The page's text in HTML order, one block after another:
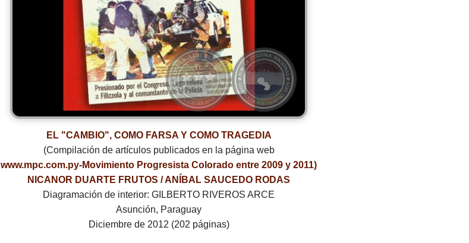
EL "CAMBIO", COMO FARSA Y COMO TRAGEDIA
(Compilación de artículos publicados en la página web
www.mpc.com.py-Movimiento Progresista Colorado entre 2009 y 2011)
NICANOR DUARTE FRUTOS / ANÍBAL SAUCEDO RODAS
Diagramación de interior: GILBERTO RIVEROS ARCE
Asunción, Paraguay
Diciembre de 2012 (202 páginas)